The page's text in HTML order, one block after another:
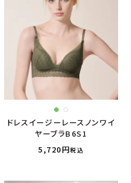
ドレスイージーレースノンワイ
ヤーブラB6S1
5,720
税込